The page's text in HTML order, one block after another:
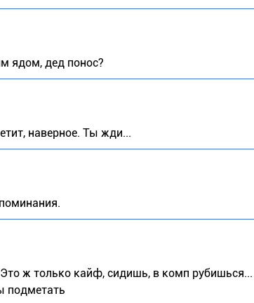
ядом, дед понос?
наверное. Ты жди...
ж только кайф, сидишь, в комп рубишься...
подметать